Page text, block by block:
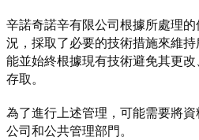
辛諾奇諾辛有限公司根據所處理
況，採取了必要的技術措施來維
能並始終根據現有技術避免其更
存取。
為了進行上述管理，可能需要將
公司和公共管理部門。